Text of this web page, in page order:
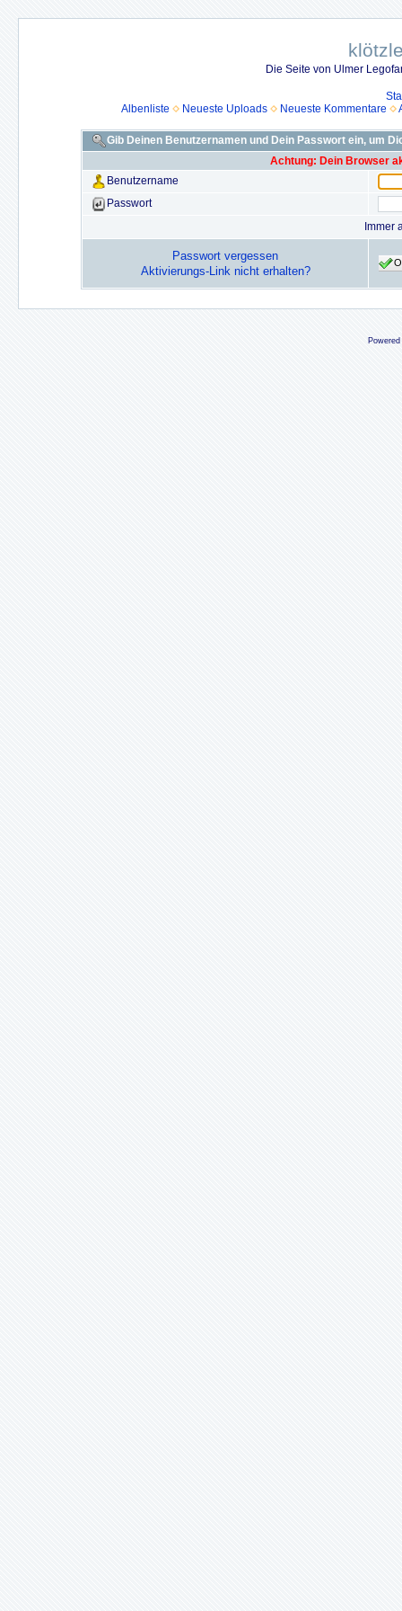
Die Seite von Ulmer
Albenliste
Neueste Uploads Neueste Kommentare
Gib Deinen Benutzernamen und Dein Passwort ein, um
Achtung: Dein Browser
Benutzername
Passwort
Immer
Passwort vergessen
Aktivierungs-Link nicht erhalten?